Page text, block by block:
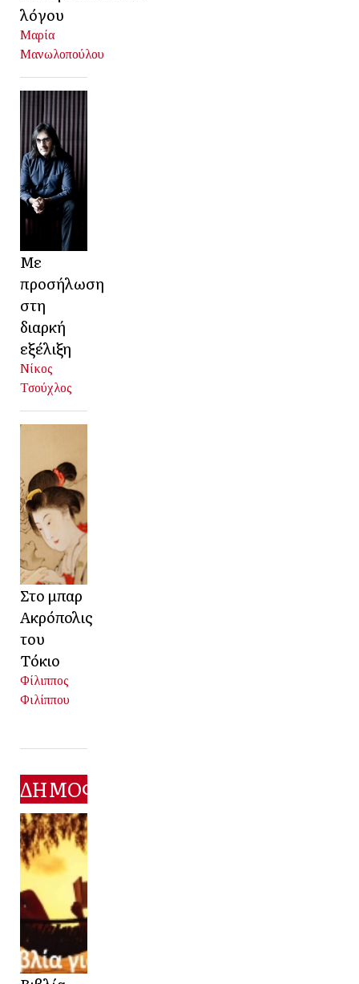
λόγου
Μαρία
Μανωλοπούλου
Με
προσήλωση
στη
διαρκή
εξέλιξη
Νίκος
Τσούχλος
Στο μπαρ
Ακρόπολις
του
Τόκιο
Φίλιππος
Φιλίππου
ΔΗΜΟΦΙΛΕΣΤΕΡΑ